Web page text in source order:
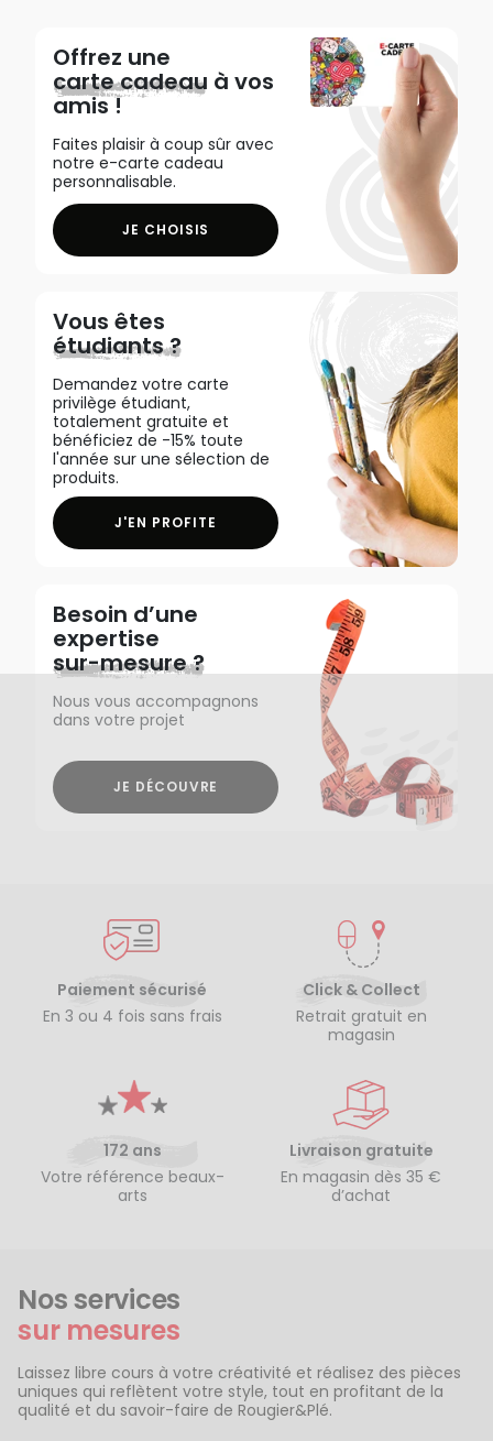
Offrez une
carte cadeau à vos
amis !
Faites plaisir à coup sûr avec
notre e-carte cadeau
personnalisable.
JE CHOISIS
Vous êtes
étudiants ?
Demandez votre carte
privilège étudiant,
totalement gratuite et
bénéficiez de -15% toute
l'année sur une sélection de
produits.
J'EN PROFITE
Besoin d’une
expertise
sur-mesure ?
Nous vous accompagnons
dans votre projet
JE DÉCOUVRE
Paiement sécurisé
En 3 ou 4 fois sans frais
Click & Collect
Retrait gratuit en
magasin
172 ans
Votre référence beaux-
arts
Livraison gratuite
En magasin dès 35 €
d’achat
Nos services
sur mesures
Laissez libre cours à votre créativité et réalisez des pièces
uniques qui reflètent votre style, tout en profitant de la
qualité et du savoir-faire de Rougier&Plé.